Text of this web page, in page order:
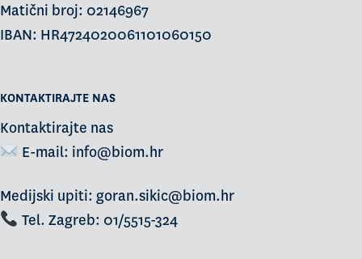
Matični broj: 02146967
IBAN: HR4724020061101060150
KONTAKTIRAJTE NAS
Kontaktirajte nas
E-mail: info@biom.hr
Medijski upiti: goran.sikic@biom.hr
Tel. Zagreb: 01/5515-324